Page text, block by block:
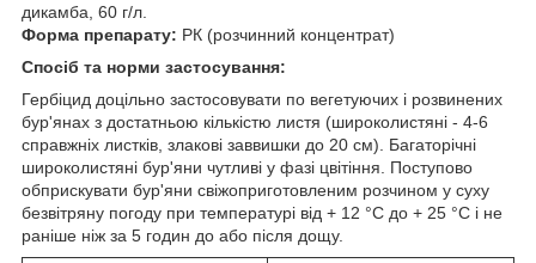
дикамба, 60 г/л.
Форма препарату: РК (розчинний концентрат)
Спосіб та норми застосування:
Гербіцид доцільно застосовувати по вегетуючих і розвинених
бур'янах з достатньою кількістю листя (широколистяні - 4-6
справжніх листків, злакові заввишки до 20 см). Багаторічні
широколистяні бур'яни чутливі у фазі цвітіння. Поступово
обприскувати бур'яни свіжоприготовленим розчином у суху
безвітряну погоду при температурі від + 12 °С до + 25 °С і не
раніше ніж за 5 годин до або після дощу.